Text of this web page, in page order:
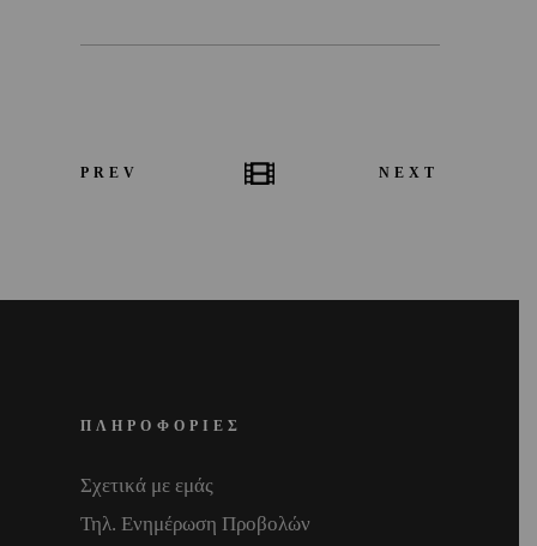
PREV NEXT
ΠΛΗΡΟΦΟΡΙΕΣ
Σχετικά με εμάς
Τηλ. Ενημέρωση Προβολών